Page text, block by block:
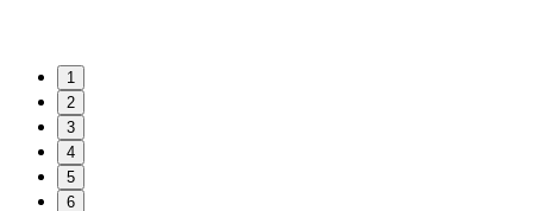
1
2
3
4
5
6